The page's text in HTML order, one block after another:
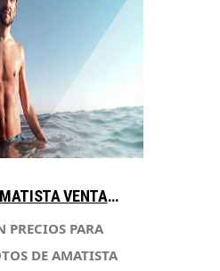
➤ FOTOS DE AMATISTA VENTAJAS AL COMPRAR EN LIBRERIAESOTERICA.NET
PRECIOS PARA
DE AMATISTA